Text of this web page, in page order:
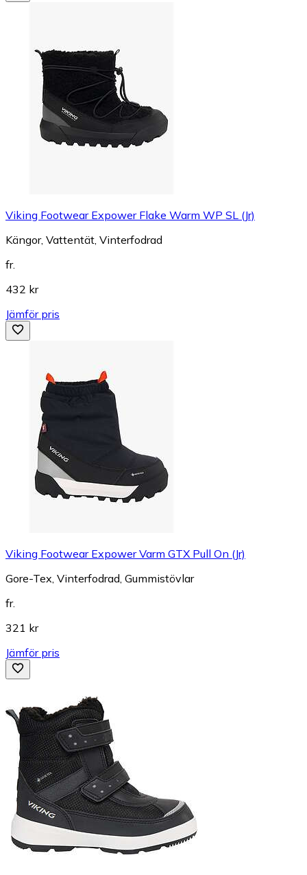
Viking Footwear Expower Flake Warm WP SL (Jr)
Kängor, Vattentät, Vinterfodrad
fr.
432 kr
Jämför pris
Viking Footwear Expower Varm GTX Pull On (Jr)
Gore-Tex, Vinterfodrad, Gummistövlar
fr.
321 kr
Jämför pris